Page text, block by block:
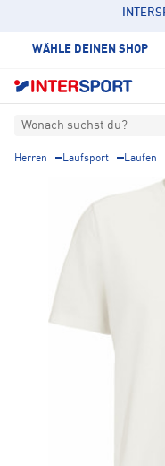
WÄHLE DEINEN SHOP
Wonach suchst du?
Herren Laufsport Laufen